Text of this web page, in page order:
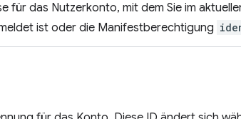
für das Nutzerkonto, mit dem Sie im
ist oder die Manifestberechtigung